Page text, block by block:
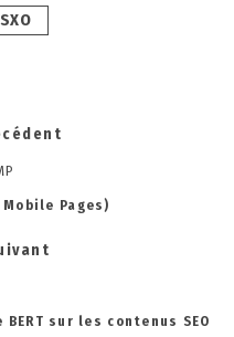
SXO
Pages)
sur les contenus SEO